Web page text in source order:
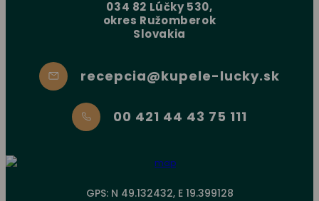
034 82 Lúčky 530,
okres Ružomberok
Slovakia
recepcia@kupele-lucky.sk
00 421 44 43 75 111
GPS: N 49.132432, E 19.399128